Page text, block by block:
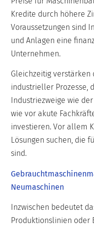
Kredite durch höhere
Voraussetzungen sind
und Anlagen eine
Unternehmen.
Gleichzeitig
industrieller Prozesse,
Industriezweige wie
wie vor akute
investieren. Vor allem
Lösungen suchen, die
sind.
Neumaschinen
Inzwischen bedeutet
Produktionslinien oder